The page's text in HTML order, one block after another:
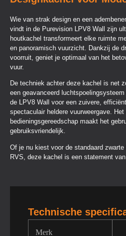
Wie van strak design en een
vindt in de Purevision LPV8 Wall zijn
houtkachel transformeert elke ruimte
en panoramisch vuurzicht. Dankzij de
voorruit, geniet je optimaal van het
vuur.
De techniek achter deze kachel is net
een geavanceerd
de LPV8 Wall voor een zuivere,
spectaculair heldere vuurweergave.
bedieningsgereedschap maakt het
gebruiksvriendelijk.
Of je nu kiest voor de standaard
RVS, deze kachel is een statement
Technische
Merk